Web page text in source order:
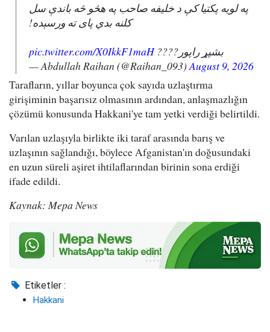
په لویه پکتیا کې د خلیفه صاحب په هڅو څه باندې سل
کلنه بدي پای ته ورسېده!
بشپړ راپور????pic.twitter.com/X0IkkF1maH
— Abdullah Raihan (@Raihan_093)August 9, 2026
Tarafların, yıllar boyunca çok sayıda uzlaştırma
girişiminin başarısız olmasının ardından, anlaşmazlığın
çözümü konusunda Hakkani'ye tam yetki verdiği belirtildi.
Varılan uzlaşıyla birlikte iki taraf arasında barış ve
uzlaşının sağlandığı, böylece Afganistan'ın doğusundaki
en uzun süreli aşiret ihtilaflarından birinin sona erdiği
ifade edildi.
Kaynak: Mepa News
Etiketler :
Hakkani